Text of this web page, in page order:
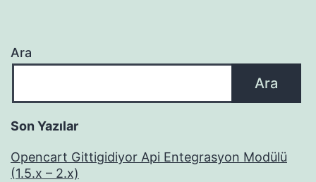
Ara
Ara
Son Yazılar
Opencart Gittigidiyor Api Entegrasyon Modülü
(1.5.x – 2.x)